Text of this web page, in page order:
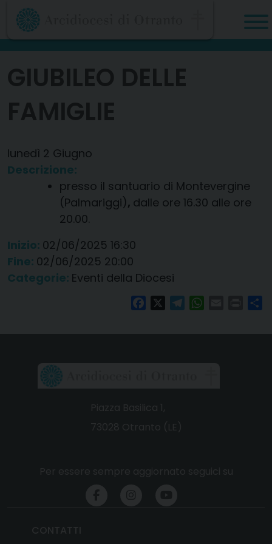
Skip
content
GIUBILEO DELLE
FAMIGLIE
lunedì 2 Giugno
Descrizione:
presso il santuario di Montevergine
(Palmariggi), dalle ore 16.30 alle ore
20.00.
Inizio: 02/06/2025 16:30
Fine: 02/06/2025 20:00
Categorie: Eventi della Diocesi
FacebookTelegramWhatsAppPrint